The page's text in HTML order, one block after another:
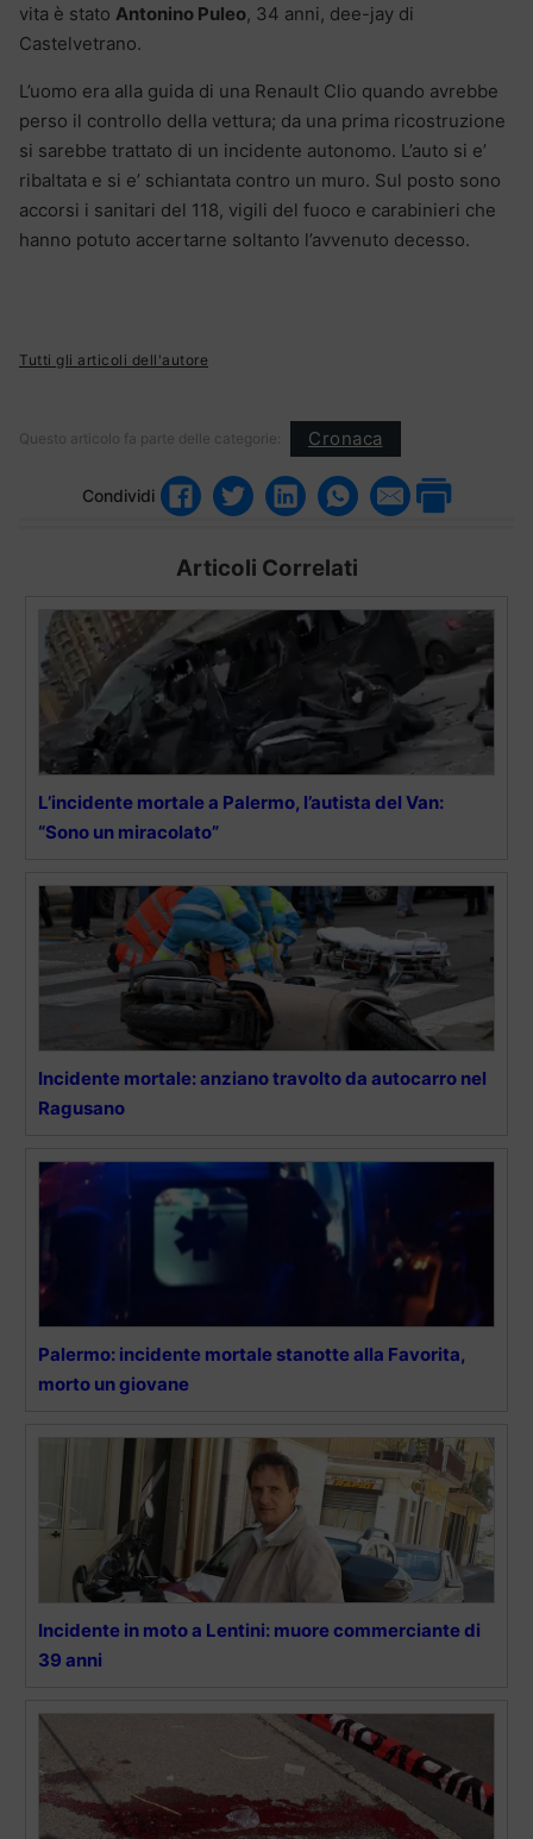
vita è stato Antonino Puleo, 34 anni, dee-jay di
Castelvetrano.
L’uomo era alla guida di una Renault Clio quando avrebbe
perso il controllo della vettura; da una prima ricostruzione
si sarebbe trattato di un incidente autonomo. L’auto si e’
ribaltata e si e’ schiantata contro un muro. Sul posto sono
accorsi i sanitari del 118, vigili del fuoco e carabinieri che
hanno potuto accertarne soltanto l’avvenuto decesso.
Tutti gli articoli dell'autore
Questo articolo fa parte delle categorie: Cronaca
Condividi
Articoli Correlati
L’incidente mortale a Palermo, l’autista del Van:
“Sono un miracolato”
Incidente mortale: anziano travolto da autocarro nel
Ragusano
Palermo: incidente mortale stanotte alla Favorita,
morto un giovane
Incidente in moto a Lentini: muore commerciante di
39 anni